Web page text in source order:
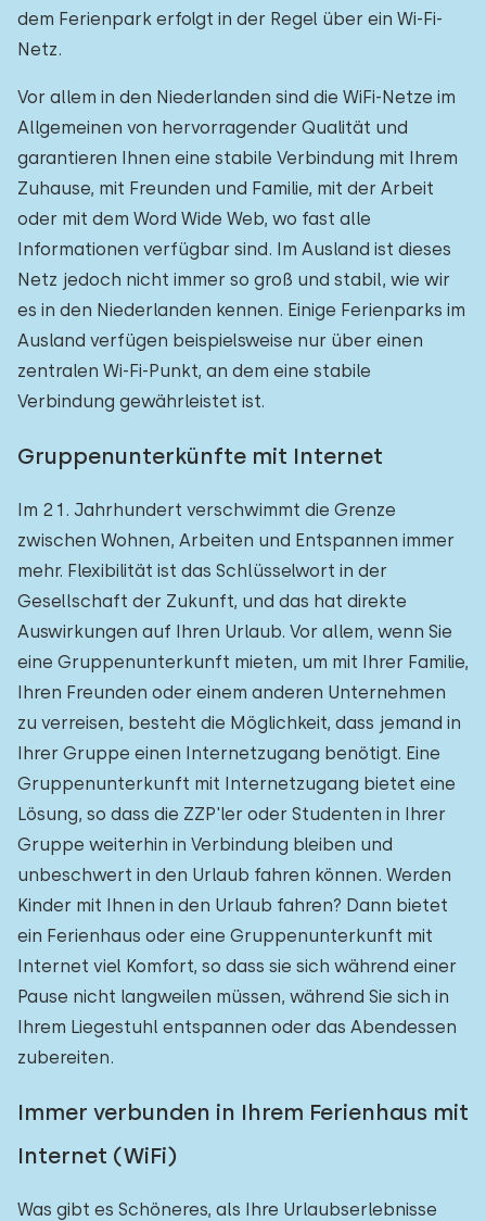
dem Ferienpark erfolgt in der Regel über ein Wi-Fi-
Netz.
Vor allem in den Niederlanden sind die WiFi-Netze im
Allgemeinen von hervorragender Qualität und
garantieren Ihnen eine stabile Verbindung mit Ihrem
Zuhause, mit Freunden und Familie, mit der Arbeit
oder mit dem Word Wide Web, wo fast alle
Informationen verfügbar sind. Im Ausland ist dieses
Netz jedoch nicht immer so groß und stabil, wie wir
es in den Niederlanden kennen. Einige Ferienparks im
Ausland verfügen beispielsweise nur über einen
zentralen Wi-Fi-Punkt, an dem eine stabile
Verbindung gewährleistet ist.
Gruppenunterkünfte mit Internet
Im 21. Jahrhundert verschwimmt die Grenze
zwischen Wohnen, Arbeiten und Entspannen immer
mehr. Flexibilität ist das Schlüsselwort in der
Gesellschaft der Zukunft, und das hat direkte
Auswirkungen auf Ihren Urlaub. Vor allem, wenn Sie
eine Gruppenunterkunft mieten, um mit Ihrer Familie,
Ihren Freunden oder einem anderen Unternehmen
zu verreisen, besteht die Möglichkeit, dass jemand in
Ihrer Gruppe einen Internetzugang benötigt. Eine
Gruppenunterkunft mit Internetzugang bietet eine
Lösung, so dass die ZZP'ler oder Studenten in Ihrer
Gruppe weiterhin in Verbindung bleiben und
unbeschwert in den Urlaub fahren können. Werden
Kinder mit Ihnen in den Urlaub fahren? Dann bietet
ein Ferienhaus oder eine Gruppenunterkunft mit
Internet viel Komfort, so dass sie sich während einer
Pause nicht langweilen müssen, während Sie sich in
Ihrem Liegestuhl entspannen oder das Abendessen
zubereiten.
Immer verbunden in Ihrem Ferienhaus mit
Internet (WiFi)
Was gibt es Schöneres, als Ihre Urlaubserlebnisse